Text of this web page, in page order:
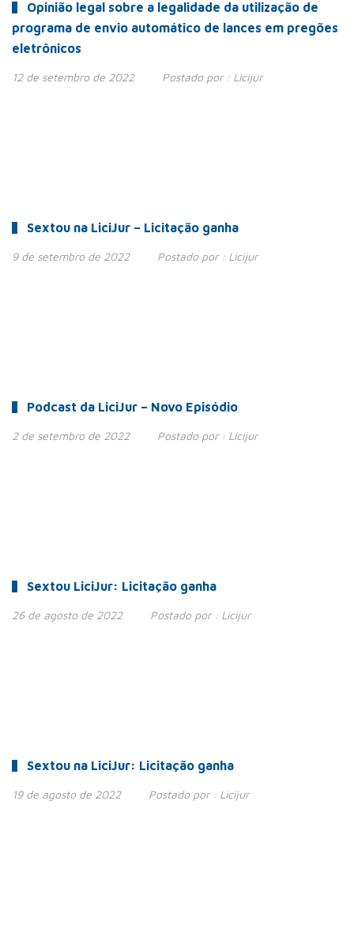
Opinião legal sobre a legalidade da utilização de
programa de envio automático de lances em pregões
eletrônicos
12 de setembro de 2022 Postado por : Licijur
Sextou na LiciJur – Licitação ganha
9 de setembro de 2022 Postado por : Licijur
Podcast da LiciJur – Novo Episódio
2 de setembro de 2022 Postado por : Licijur
Sextou LiciJur: Licitação ganha
26 de agosto de 2022 Postado por : Licijur
Sextou na LiciJur: Licitação ganha
19 de agosto de 2022 Postado por : Licijur